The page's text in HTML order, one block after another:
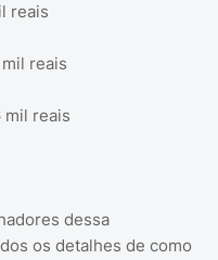
reais
reais
mil reais
dessa
os detalhes de como